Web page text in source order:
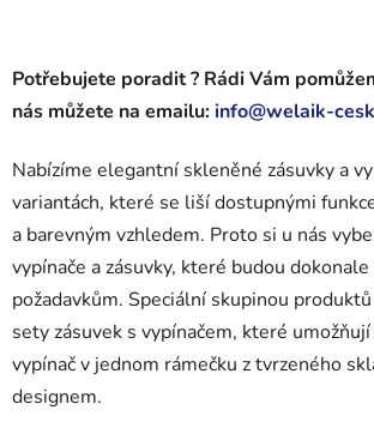
Potřebujete poradit ? Rádi Vám
nás můžete na emailu:info@welaik-
Nabízíme elegantní skleněné zásuvky a
variantách, které se liší dostupnými
a barevným vzhledem. Proto si u nás
vypínače a zásuvky, které budou
požadavkům. Speciální skupinou
sety zásuvek s vypínačem, které
vypínač v jednom rámečku z tvrzeného
designem.